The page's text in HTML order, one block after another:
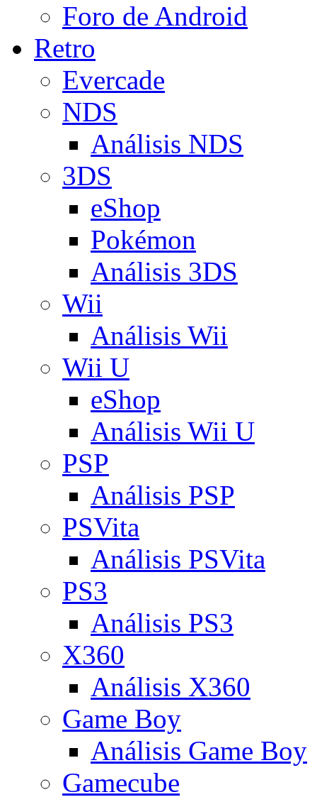
Foro de Android
Retro
Evercade
NDS
Análisis NDS
3DS
eShop
Pokémon
Análisis 3DS
Wii
Análisis Wii
Wii U
eShop
Análisis Wii U
PSP
Análisis PSP
PSVita
Análisis PSVita
PS3
Análisis PS3
X360
Análisis X360
Game Boy
Análisis Game Boy
Gamecube